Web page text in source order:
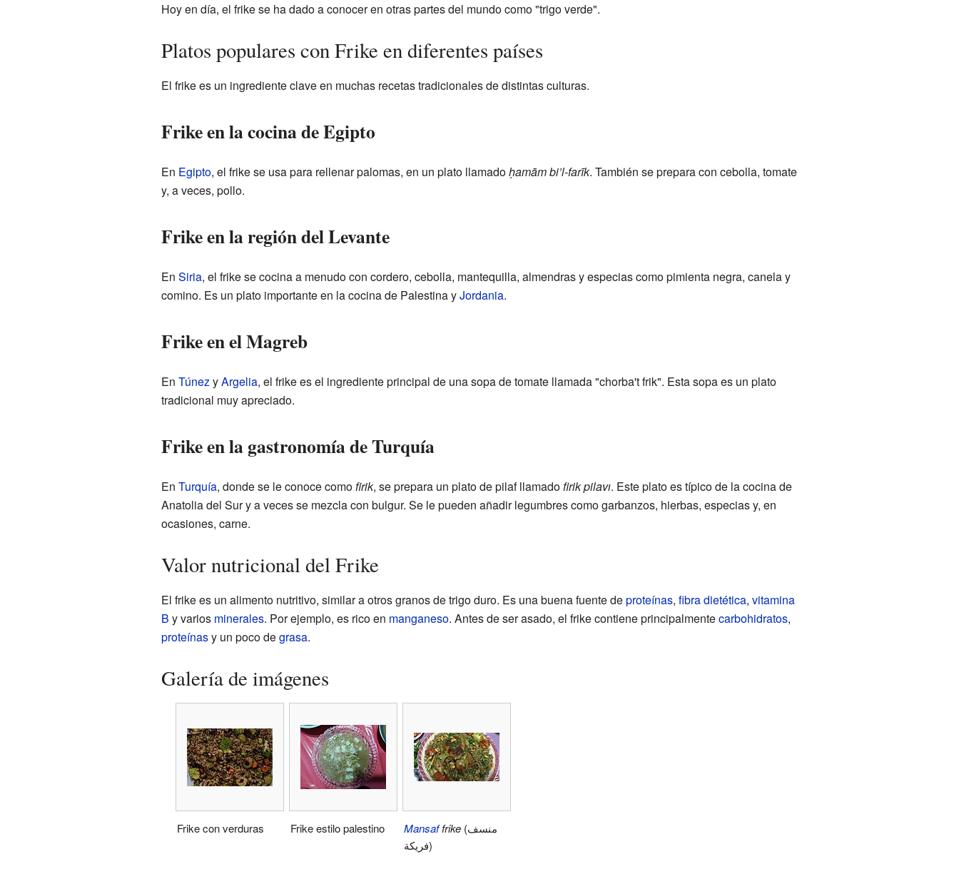
Hoy en día, el frike se ha dado a conocer en otras partes del mundo como "trigo verde".
Platos populares con Frike en diferentes países
El frike es un ingrediente clave en muchas recetas tradicionales de distintas culturas.
Frike en la cocina de Egipto
En Egipto, el frike se usa para rellenar palomas, en un plato llamadoḥamām bi’l-farīk. También se prepara con cebolla, tomate
y, a veces, pollo.
Frike en la región del Levante
En Siria, el frike se cocina a menudo con cordero, cebolla, mantequilla, almendras y especias como pimienta negra, canela y
comino. Es un plato importante en la cocina de Palestina yJordania.
Frike en el Magreb
En TúnezyArgelia, el frike es el ingrediente principal de una sopa de tomate llamada "chorba't frik". Esta sopa es un plato
tradicional muy apreciado.
Frike en la gastronomía de Turquía
En Turquía, donde se le conoce comofirik, se prepara un plato de pilaf llamadofirik pilavı. Este plato es típico de la cocina de
Anatolia del Sur y a veces se mezcla con bulgur. Se le pueden añadir legumbres como garbanzos, hierbas, especias y, en
ocasiones, carne.
Valor nutricional del Frike
El frike es un alimento nutritivo, similar a otros granos de trigo duro. Es una buena fuente deproteínas, fibra dietética, vitamina
B y varios minerales. Por ejemplo, es rico en manganeso. Antes de ser asado, el frike contiene principalmentecarbohidratos,
proteínasy un poco degrasa.
Galería de imágenes
Frike con verduras Frike estilo palestino Mansaffrike(منسف
فريكة)